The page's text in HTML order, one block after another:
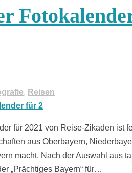
, Reisen
für 2021 von Reise-Zikaden ist
aus Oberbayern,
macht. Nach der Auswahl aus
„Prächtiges Bayern“ für…